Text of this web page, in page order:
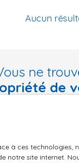
Aucun
ne
de
Maison
à ces technologies,
site internet.